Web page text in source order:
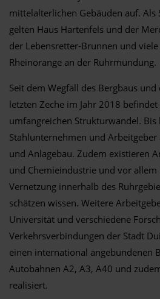
mittelalterlichen Gebäuden auf. Als
gelten Haus Hartenfels und der
der Lebensretter-Brunnen und
Rheinorange an der Ruhrmündung.
Seit dem Wegfall des Bergbaus
letzten Zeche im Jahr 2018
umfangreichen Strukturwandel.
Stahlunternehmen und Arbeitgeber
und Anlagebau. Zudem existieren
und Chemieindustrie und vor
Vernetzung innerhalb des
schätzen wissen. Weitere
Universität und verschiedene
Verkehrsverbindungen der Stadt
einen international angebundenen
Autobahnen A2, A3, A40 und
realisiert.